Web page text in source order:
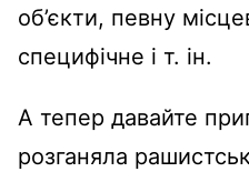
об’єкти, певну
специфічне і т. ін.
А тепер давайте
розганяла